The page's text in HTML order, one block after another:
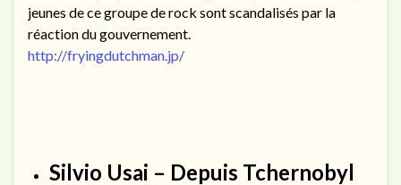
jeunes de ce groupe de rock sont scandalisés par la
réaction du gouvernement.
http://fryingdutchman.jp/
Silvio Usai – Depuis Tchernobyl